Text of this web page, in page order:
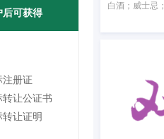
后可获得
注册证
转让公证书
转让证明